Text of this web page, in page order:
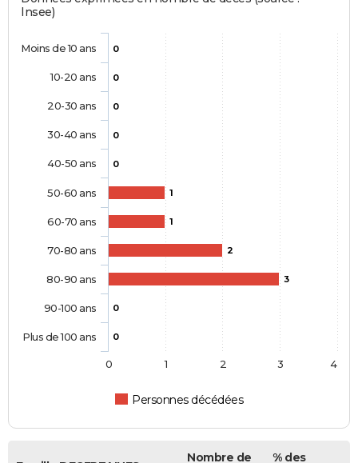
Insee)
0
0
0
0
0
1
1
2
3
0
0
Personnes décédées
Moins de 10 ans
10-20 ans
20-30 ans
30-40 ans
40-50 ans
50-60 ans
60-70 ans
70-80 ans
80-90 ans
90-100 ans
Plus de 100 ans
0 1 2 3 4
Nombre de
% des